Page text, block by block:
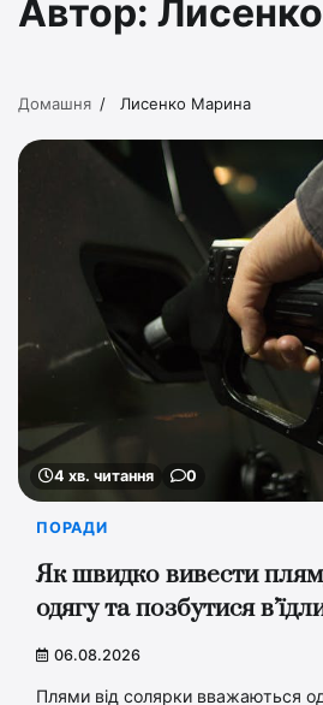
Автор:
Домашня Лисенко Марина
4 хв. читання 0
ПОРАДИ
Як швидко вивести
одягу та позбутися
06.08.2026
Плями від солярки вважаються